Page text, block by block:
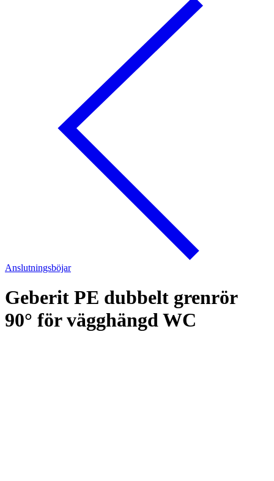
Anslutningsböjar
Geberit PE dubbelt grenrör
90° för vägghängd WC